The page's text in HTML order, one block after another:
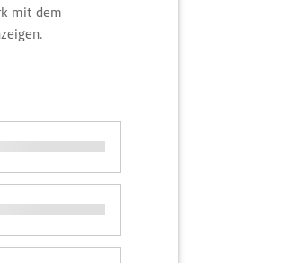
mit dem